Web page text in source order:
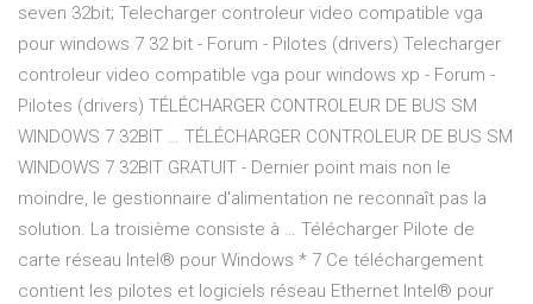
seven 32bit; Telecharger controleur video compatible vga
pour windows 7 32 bit - Forum - Pilotes (drivers) Telecharger
controleur video compatible vga pour windows xp - Forum -
Pilotes (drivers) TÉLÉCHARGER CONTROLEUR DE BUS SM
WINDOWS 7 32BIT … TÉLÉCHARGER CONTROLEUR DE BUS SM
WINDOWS 7 32BIT GRATUIT - Dernier point mais non le
moindre, le gestionnaire d'alimentation ne reconnaît pas la
solution. La troisième consiste à … Télécharger Pilote de
carte réseau Intel® pour Windows * 7 Ce téléchargement
contient les pilotes et logiciels réseau Ethernet Intel® pour